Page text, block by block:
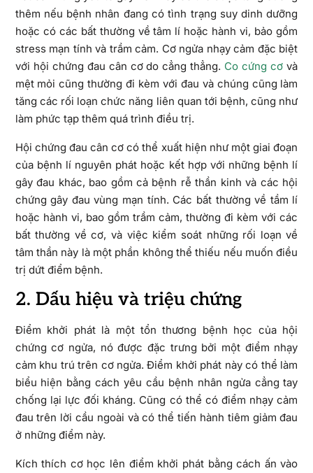
thêm nếu bệnh nhân đang có tình trạng suy dinh dưỡng
hoặc có các bất thường về tâm lí hoặc hành vi, bảo gồm
stress mạn tính và trầm cảm. Cơ ngửa nhạy cảm đặc biệt
với hội chứng đau cân cơ do cẳng thẳng. Co cứng cơ và
mệt mỏi cũng thường đi kèm với đau và chúng cũng làm
tăng các rối loạn chức năng liên quan tới bệnh, cũng như
làm phức tạp thêm quá trình điều trị.
Hội chứng đau cân cơ có thể xuất hiện như một giai đoạn
của bệnh lí nguyên phát hoặc kết hợp với những bệnh lí
gây đau khác, bao gồm cả bệnh rễ thần kinh và các hội
chứng gây đau vùng mạn tính. Các bất thường về tầm lí
hoặc hành vi, bao gồm trầm cảm, thường đi kèm với các
bất thường về cơ, và việc kiểm soát những rối loạn về
tâm thần này là một phần không thể thiếu nếu muốn điều
trị dứt điểm bệnh.
2. Dấu hiệu và triệu chứng
Điểm khởi phát là một tổn thương bệnh học của hội
chứng cơ ngửa, nó được đặc trưng bởi một điểm nhạy
cảm khu trú trên cơ ngửa. Điểm khởi phát này có thể làm
biểu hiện bằng cách yêu cầu bệnh nhân ngửa cẳng tay
chống lại lực đối kháng. Cũng có thể có điểm nhạy cảm
đau trên lời cầu ngoài và có thể tiến hành tiêm giảm đau
ở những điểm này.
Kích thích cơ học lên điểm khởi phát bằng cách ấn vào